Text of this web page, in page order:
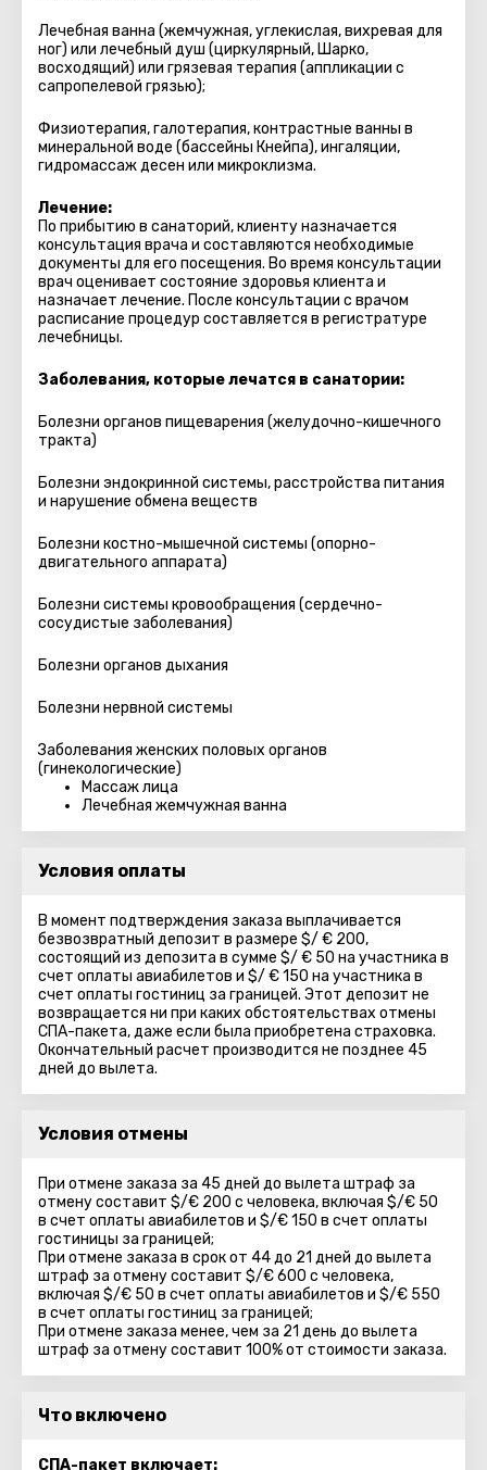
Лечебная ванна (жемчужная, углекислая, вихревая для
ног) или лечебный душ (циркулярный, Шарко,
восходящий) или грязевая терапия (аппликации с
сапропелевой грязью);
Физиотерапия, галотерапия, контрастные ванны в
минеральной воде (бассейны Кнейпа), ингаляции,
гидромассаж десен или микроклизма.
Лечение:
По прибытию в санаторий, клиенту назначается
консультация врача и составляются необходимые
документы для его посещения. Во время консультации
врач оценивает состояние здоровья клиента и
назначает лечение. После консультации с врачом
расписание процедур составляется в регистратуре
лечебницы.
Заболевания, которые лечатся в санатории:
Болезни органов пищеварения (желудочно-кишечного
тракта)
Болезни эндокринной системы, расстройства питания
и нарушение обмена веществ
Болезни костно-мышечной системы (опорно-
двигательного аппарата)
Болезни системы кровообращения (сердечно-
сосудистые заболевания)
Болезни органов дыхания
Болезни нервной системы
Заболевания женских половых органов
(гинекологические)
Массаж лица
Лечебная жемчужная ванна
Условия оплаты
В момент подтверждения заказа выплачивается
безвозвратный депозит в размере $/ € 200,
состоящий из депозита в сумме $/ € 50 на участника в
счет оплаты авиабилетов и $/ € 150 на участника в
счет оплаты гостиниц за границей. Этот депозит не
возвращается ни при каких обстоятельствах отмены
СПА-пакета, даже если была приобретена страховка.
Окончательный расчет производится не позднее 45
дней до вылета.
Условия отмены
При отмене заказа за 45 дней до вылета штраф за
отмену составит $/€ 200 с человека, включая $/€ 50
в счет оплаты авиабилетов и $/€ 150 в счет оплаты
гостиницы за границей;
При отмене заказа в срок от 44 до 21 дней до вылета
штраф за отмену составит $/€ 600 с человека,
включая $/€ 50 в счет оплаты авиабилетов и $/€ 550
в счет оплаты гостиниц за границей;
При отмене заказа менее, чем за 21 день до вылета
штраф за отмену составит 100% от стоимости заказа.
Что включено
СПА-пакет включает: